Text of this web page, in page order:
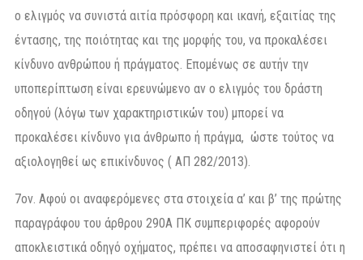
ο ελιγμός να συνιστά αιτία πρόσφορη και ικανή, εξαιτίας της
έντασης, της ποιότητας και της μορφής του, να προκαλέσει
κίνδυνο ανθρώπου ή πράγματος. Επομένως σε αυτήν την
υποπερίπτωση είναι ερευνώμενο αν ο ελιγμός του δράστη
οδηγού (λόγω των χαρακτηριστικών του) μπορεί να
προκαλέσει κίνδυνο για άνθρωπο ή πράγμα, ώστε τούτος να
αξιολογηθεί ως επικίνδυνος ( ΑΠ 282/2013).
7ον. Αφού οι αναφερόμενες στα στοιχεία α’ και β’ της πρώτης
παραγράφου του άρθρου 290Α ΠΚ συμπεριφορές αφορούν
αποκλειστικά οδηγό οχήματος, πρέπει να αποσαφηνιστεί ότι η